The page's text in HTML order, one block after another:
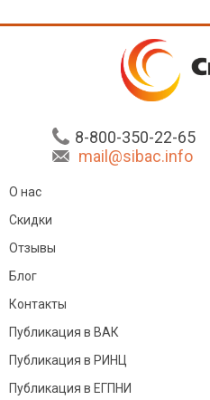
8-800-350-22-65
mail@sibac.info
О нас
Скидки
Отзывы
Блог
Контакты
Публикация в ВАК
Публикация в РИНЦ
Публикация в ЕГПНИ